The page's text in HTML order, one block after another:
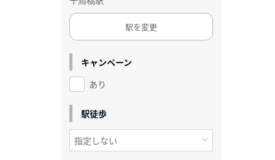
駅を変更
キャンペーン
あり
駅徒歩